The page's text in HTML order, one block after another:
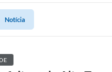
Notícia